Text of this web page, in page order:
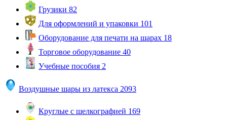
Грузики 82
Для оформлений и упаковки 101
Оборудование для печати на шарах 18
Торговое оборудование 40
Учебные пособия 2
Воздушные шары из латекса 2093
Круглые с шелкографией 169